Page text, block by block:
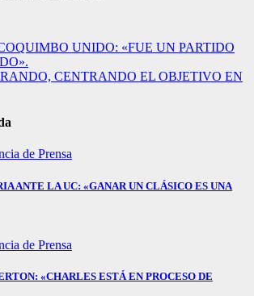
UNIDO: «FUE UN PARTIDO
CENTRANDO EL OBJETIVO EN
de Prensa
ANTE LA UC: «GANAR UN CLÁSICO ES UNA
de Prensa
«CHARLES ESTÁ EN PROCESO DE